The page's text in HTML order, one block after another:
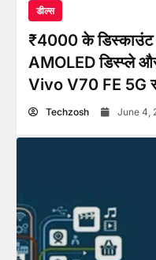
डील्स
₹4000 के डिस्काउंट
AMOLED डिस्प्ले
Vivo V70 FE 5G
Techzosh June 4,